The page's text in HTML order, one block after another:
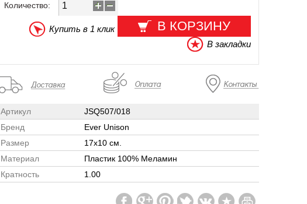
Количество:
В КОРЗИНУ
Купить в 1 клик
В закладки
Артикул
JSQ507/018
Бренд
Ever Unison
Размер
17х10 см.
Материал
Пластик 100% Меламин
Кратность
1.00